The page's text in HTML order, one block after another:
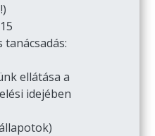
tanácsadás:
ellátása a
idejében